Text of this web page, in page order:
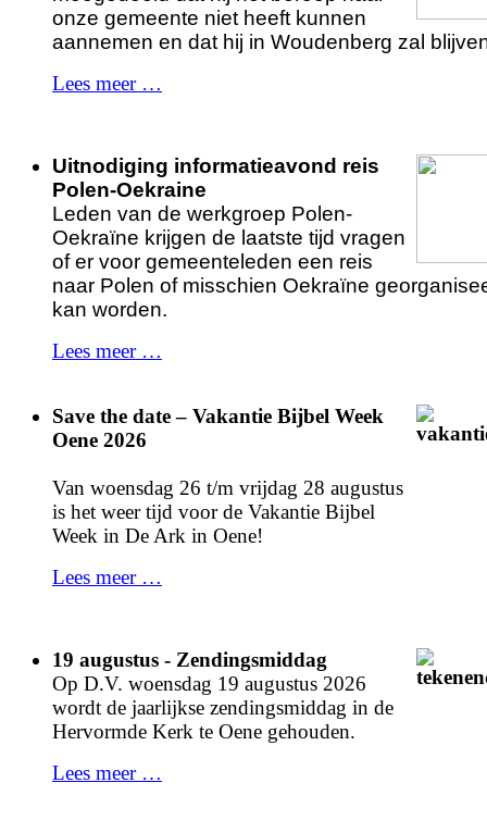
onze gemeente niet heeft kunnen
aannemen en dat hij in Woudenberg zal
Lees meer …
Uitnodiging informatieavond reis
Polen-Oekraine
Leden van de werkgroep Polen-
Oekraïne krijgen de laatste tijd vragen
of er voor gemeenteleden een reis
naar Polen of misschien Oekraïne
kan worden.
Lees meer …
Save the date – Vakantie Bijbel Week
Oene 2026
Van woensdag 26 t/m vrijdag 28 augustus
is het weer tijd voor de Vakantie Bijbel
Week in De Ark in Oene!
Lees meer …
19 augustus - Zendingsmiddag
Op D.V. woensdag 19 augustus 2026
wordt de jaarlijkse zendingsmiddag in de
Hervormde Kerk te Oene gehouden.
Lees meer …